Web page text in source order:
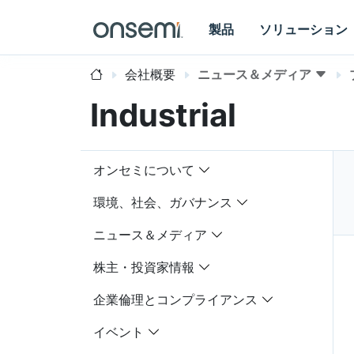
製品 ソリューション
会社概要 ニュース＆メディア
Industrial
オンセミについて
環境、社会、ガバナンス
ニュース＆メディア
株主・投資家情報
企業倫理とコンプライアンス
イベント